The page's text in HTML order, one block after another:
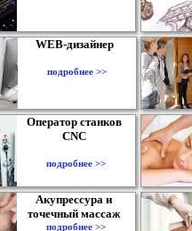
WEB-дизайнер
подробнее >>
Оператор станков
CNC
подробнее >>
Акупрессура и
точечный массаж
подробнее >>